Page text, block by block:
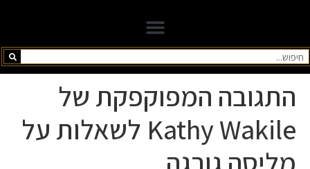
התגובה המפוקפקת של
Kathy Wakile לשאלות על